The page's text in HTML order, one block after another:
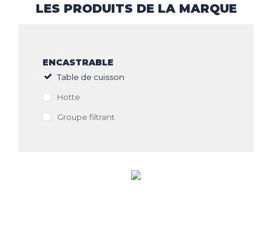
LES PRODUITS DE LA MARQUE
ENCASTRABLE
Table de cuisson
Hotte
Groupe filtrant